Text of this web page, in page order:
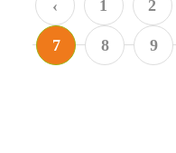
‹ 1 2
7 8 9